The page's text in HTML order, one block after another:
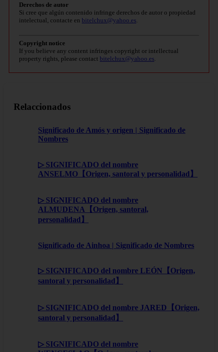
Derechos de autor
Si cree que algún contenido infringe derechos de autor o propiedad
intelectual, contacte en bitelchux@yahoo.es
Copyright notice
If you believe any content infringes copyright or intellectual
property rights, please contact bitelchux@yahoo.es
Relaccionados
Significado de Amós y origen | Significado de
Nombres
▷ SIGNIFICADO del nombre
ANSELMO【Origen, santoral y personalidad】
▷ SIGNIFICADO del nombre
ALMUDENA【Origen, santoral,
personalidad】
Significado de Ainhoa | Significado de Nombres
▷ SIGNIFICADO del nombre LEÓN【Origen,
santoral y personalidad】
▷ SIGNIFICADO del nombre JARED【Origen,
santoral y personalidad】
▷ SIGNIFICADO del nombre